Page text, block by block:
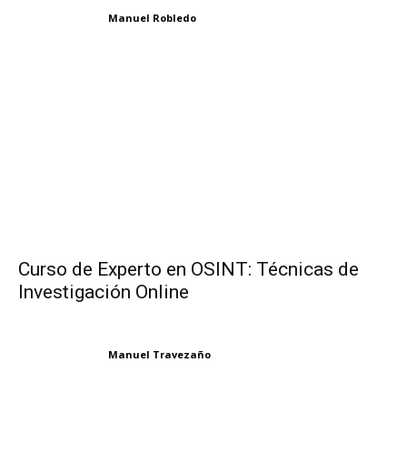
Manuel Robledo
Curso de Experto en OSINT: Técnicas de
Investigación Online
Manuel Travezaño